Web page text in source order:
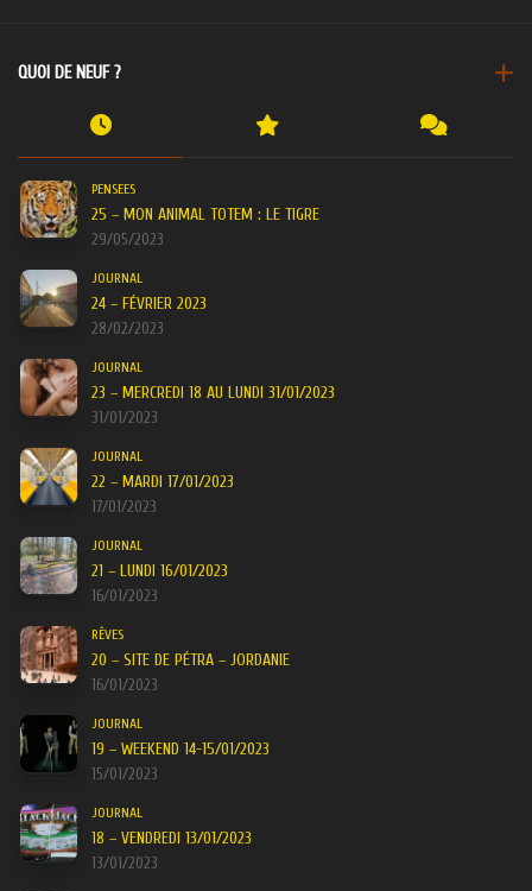
QUOI DE NEUF ?
PENSEES
25 – MON ANIMAL TOTEM : LE TIGRE
29/05/2023
JOURNAL
24 – FÉVRIER 2023
28/02/2023
JOURNAL
23 – MERCREDI 18 AU LUNDI 31/01/2023
31/01/2023
JOURNAL
22 – MARDI 17/01/2023
17/01/2023
JOURNAL
21 – LUNDI 16/01/2023
16/01/2023
RÊVES
20 – SITE DE PÉTRA – JORDANIE
16/01/2023
JOURNAL
19 – WEEKEND 14-15/01/2023
15/01/2023
JOURNAL
18 – VENDREDI 13/01/2023
13/01/2023